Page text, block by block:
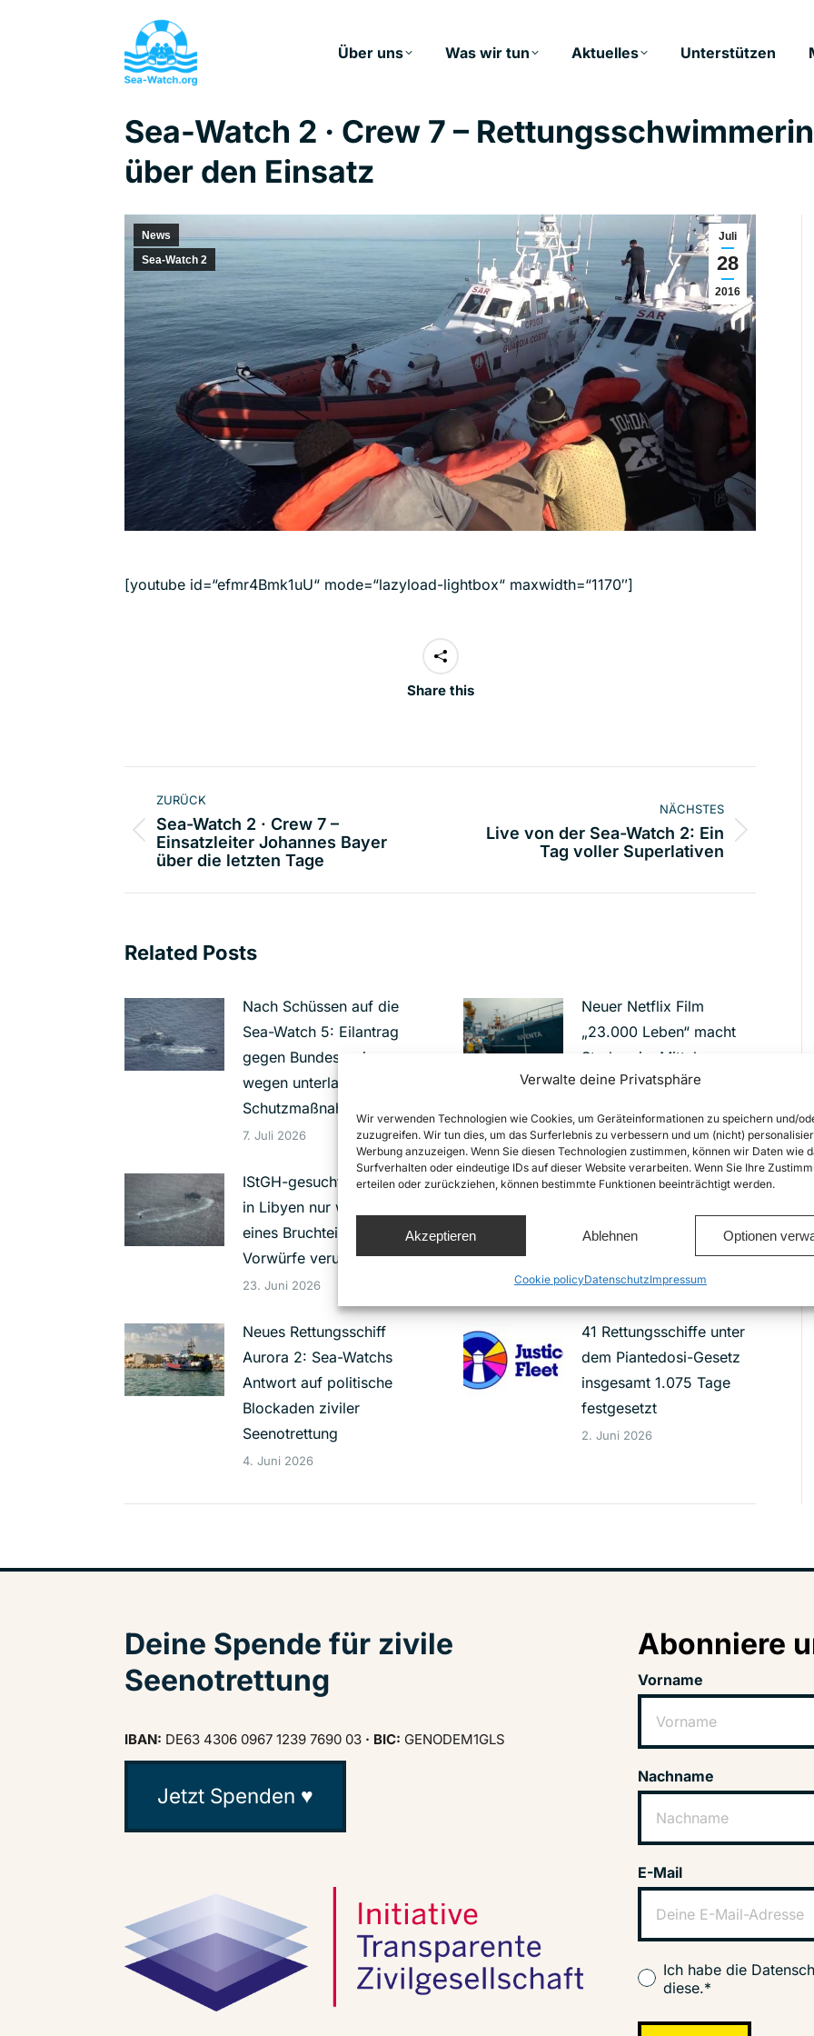
Verwalte deine Privatsphäre
Wir verwenden Technologien wie Cookies, um Geräteinformationen zu speichern und/
zuzugreifen. Wir tun dies, um das Surferlebnis zu verbessern und um (nicht)
Werbung anzuzeigen. Wenn Sie diesen Technologien zustimmen, können wir Daten wie
Surfverhalten oder eindeutige IDs auf dieser Website verarbeiten. Wenn Sie Ihre
erteilen oder zurückziehen, können bestimmte Funktionen beeinträchtigt werden.
Akzeptieren Ablehnen Optionen
Cookie policyDatenschutzImpressum
Über uns Was wir tun Aktuelles Unterstützen
Sea-Watch 2 · Crew 7 –
über den Einsatz
Juli
28
2016
News
Sea-Watch 2
[youtube id=“efmr4Bmk1uU“ mode=“lazyload-lightbox“ maxwidth=“1170″]
Share this
ZURÜCK
Vorheriger
Beitrag:
Sea-Watch 2 · Crew 7 –
Einsatzleiter Johannes Bayer
über die letzten Tage
NÄCHSTES
Nächster
Live von der Sea-Watch 2: Ein
Tag voller Superlativen
Related Posts
Nach Schüssen auf die
Sea-Watch 5: Eilantrag
gegen Bundesregierung
wegen unterlassener
Schutzmaßnahmen
7. Juli 2026
Neuer Netflix Film
„23.000 Leben“ macht
Sterben im Mittelmeer
und zivile Seenotrettung
29. Juni 2026
IStGH-gesuchter Folterer
in Libyen nur wegen
eines Bruchteils der
Vorwürfe verurteilt
23. Juni 2026
War das fahrlässige
Schiffsunglück vor Malta
Neues Rettungsschiff
Aurora 2: Sea-Watchs
Antwort auf politische
Blockaden ziviler
Seenotrettung
4. Juni 2026
41 Rettungsschiffe unter
dem Piantedosi-Gesetz
insgesamt 1.075 Tage
festgesetzt
2. Juni 2026
Deine Spende für zivile
Seenotrettung
IBAN: DE63 4306 0967 1239 7690 03 · BIC: GENODEM1GLS
Jetzt Spenden ♥
Abonniere
Vorname
Nachname
E-Mail
Ich habe die
diese.*